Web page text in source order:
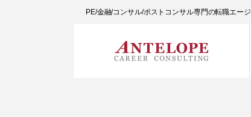
PE/金融/コンサル/ポストコンサル専門の転職エ